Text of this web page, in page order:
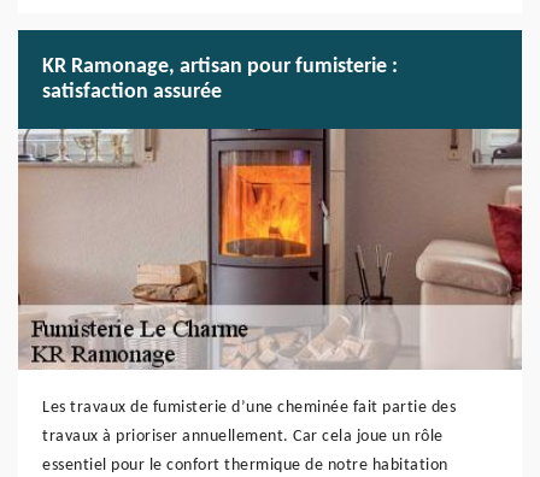
KR Ramonage, artisan pour fumisterie :
satisfaction assurée
Les travaux de fumisterie d’une cheminée fait partie des
travaux à prioriser annuellement. Car cela joue un rôle
essentiel pour le confort thermique de notre habitation